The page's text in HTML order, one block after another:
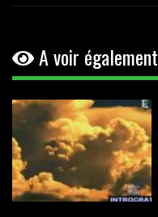
A voir également